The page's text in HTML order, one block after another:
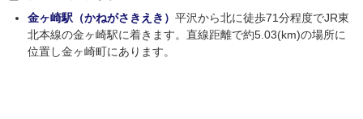
金ヶ崎駅（かねがさきえき） 平沢から北に徒歩71分程度でJR東
北本線の金ヶ崎駅に着きます。直線距離で約5.03(km)の場所に
位置し金ヶ崎町にあります。